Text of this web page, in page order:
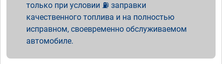
только при условии ⛽ заправки
качественного топлива и на полностью
исправном, своевременно обслуживаемом
автомобиле.